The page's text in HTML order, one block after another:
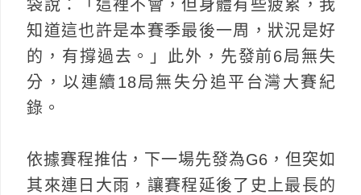
袋說：「這裡不會，但身體有些疲累，我
知道這也許是本賽季最後一周，狀況是好
的，有撐過去。」此外，先發前6局無失
分，以連續18局無失分追平台灣大賽紀
錄。
依據賽程推估，下一場先發為G6，但突如
其來連日大雨，讓賽程延後了史上最長的